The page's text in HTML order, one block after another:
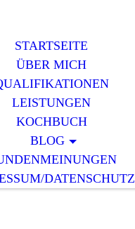
STARTSEITE
ÜBER MICH
LEISTUNGEN
KOCHBUCH
BLOG
DATENSCHUTZ